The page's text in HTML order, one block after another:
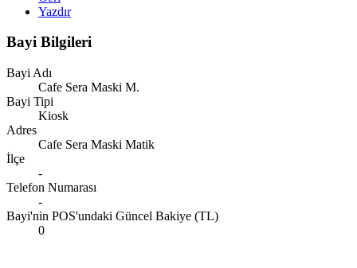
Yazdır
Bayi Bilgileri
Bayi Adı
Cafe Sera Maski M.
Bayi Tipi
Kiosk
Adres
Cafe Sera Maski Matik
İlçe
-
Telefon Numarası
-
Bayi'nin POS'undaki Güncel Bakiye (TL)
0